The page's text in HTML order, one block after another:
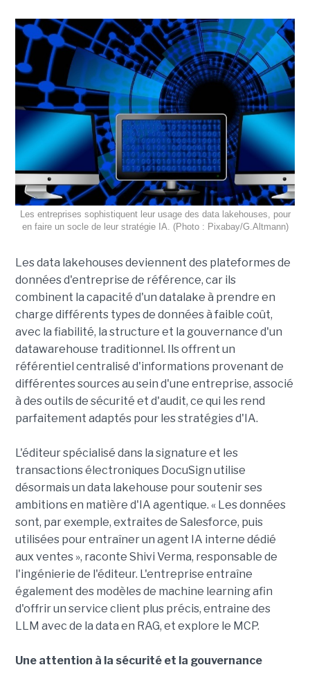
Les entreprises sophistiquent leur usage des data lakehouses, pour
en faire un socle de leur stratégie IA. (Photo : Pixabay/G.Altmann)
Les data lakehouses deviennent des plateformes de
données d'entreprise de référence, car ils
combinent la capacité d'un datalake à prendre en
charge différents types de données à faible coût,
avec la fiabilité, la structure et la gouvernance d'un
datawarehouse traditionnel. Ils offrent un
référentiel centralisé d'informations provenant de
différentes sources au sein d'une entreprise, associé
à des outils de sécurité et d'audit, ce qui les rend
parfaitement adaptés pour les stratégies d'IA.
L'éditeur spécialisé dans la signature et les
transactions électroniques DocuSign utilise
désormais un data lakehouse pour soutenir ses
ambitions en matière d'IA agentique. « Les données
sont, par exemple, extraites de Salesforce, puis
utilisées pour entraîner un agent IA interne dédié
aux ventes », raconte Shivi Verma, responsable de
l'ingénierie de l'éditeur. L'entreprise entraîne
également des modèles de machine learning afin
d'offrir un service client plus précis, entraine des
LLM avec de la data en RAG, et explore le MCP.
Une attention à la sécurité et la gouvernance